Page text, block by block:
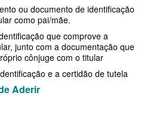
EMPRESARIAL
SAÚDE EMPRESARIAL
SAÚDE EMPRESARIAL
INDIVIDUAL
INDIVIDUAL
ou documento de identificação
como pai/mãe.
que comprove a
junto com a documentação que
cônjuge com o titular
e a certidão de tutela
Aderir